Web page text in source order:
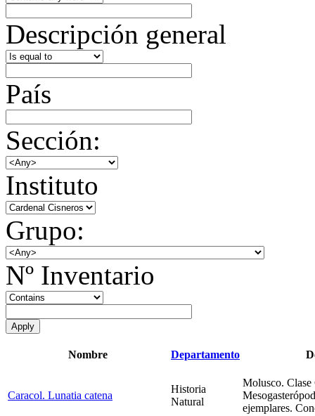
Descripción general
País
Sección:
Instituto
Grupo:
Nº Inventario
Nombre Departamento
Caracol. Lunatia catena
Historia
Natural
Molusco. Clase
ejemplares.